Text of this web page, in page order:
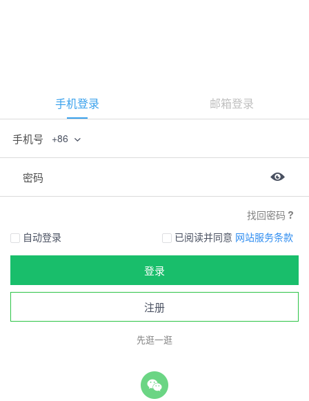
手机登录 邮箱登录
手机号 +86
密码
找回密码
自动登录
已阅读并同意 网站服务条款
登录
注册
先逛一逛